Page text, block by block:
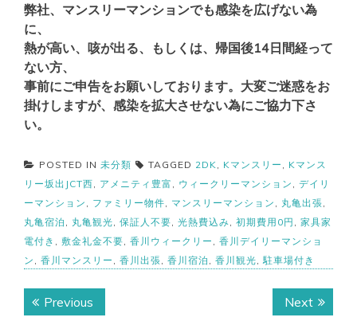
弊社、マンスリーマンションでも感染を広げない為
に、
熱が高い、咳が出る、もしくは、帰国後14日間経って
ない方、
事前にご申告をお願いしております。大変ご迷惑をお
掛けしますが、感染を拡大させない為にご協力下さ
い。
POSTED IN 未分類 TAGGED 2DK Kマンスリー
Kマンス
リー坂出JCT西
アメニティ豊富 ウィークリーマンション
デイリ
ーマンション
ファミリー物件 マンスリーマンション 丸亀出張
丸亀宿泊
丸亀観光 保証人不要 光熱費込み 初期費用0円
家具家
電付き
敷金礼金不要 香川ウィークリー
香川デイリーマンショ
ン
香川マンスリー 香川出張 香川宿泊 香川観光 駐車場付き
投Previous
post:
NextNext
post: